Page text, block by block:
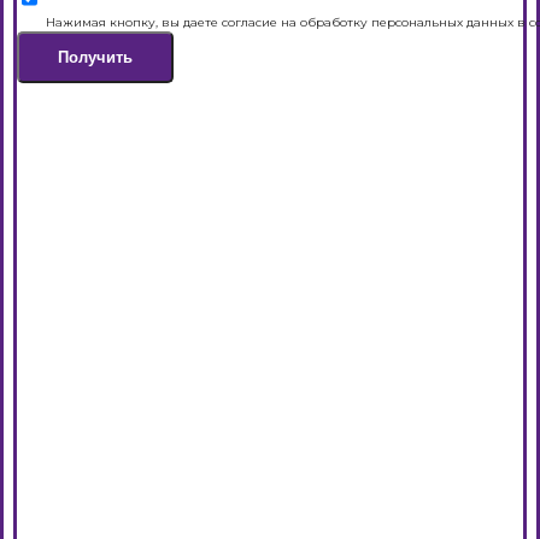
Нажимая кнопку, вы даете согласие на обработку персональных данных в
Получить